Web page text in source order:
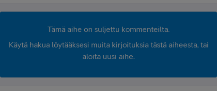
Tämä aihe on suljettu kommenteilta.
Käytä hakua löytääksesi muita kirjoituksia tästä aiheesta, tai
aloita uusi aihe.